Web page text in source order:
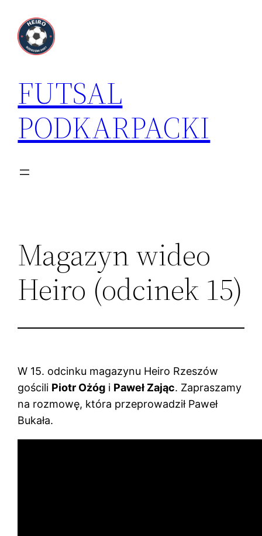
treści
FUTSAL
PODKARPACKI
Magazyn wideo
Heiro (odcinek 15)
W 15. odcinku magazynu Heiro Rzeszów
gościli Piotr Ożóg i Paweł Zając. Zapraszamy
na rozmowę, która przeprowadził Paweł
Bukała.